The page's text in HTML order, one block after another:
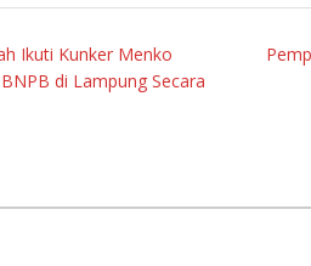
Ikuti Kunker Menko
di Lampung Secara